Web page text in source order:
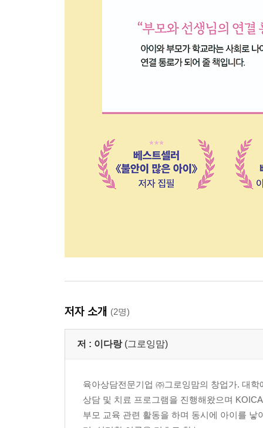
저자 소개 (2명)
저 : 이다랑 (그로잉맘)
육아상담전문기업 ㈜그로잉맘의 창업가. 대
상담 및 치료 프로그램을 진행해왔으며
부모 교육 관련 활동을 하며 동시에 아이를